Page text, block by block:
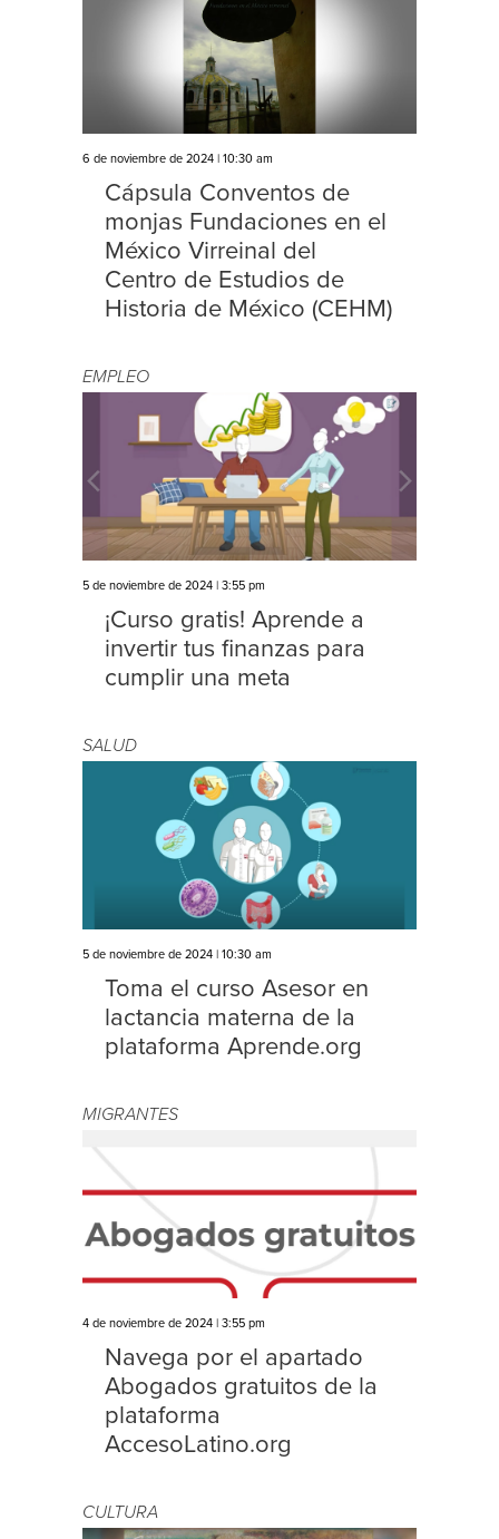
6 de noviembre de 2024 | 10:30 am
Cápsula Conventos de
monjas Fundaciones en el
México Virreinal del
Centro de Estudios de
Historia de México (CEHM)
EMPLEO
5 de noviembre de 2024 | 3:55 pm
¡Curso gratis! Aprende a
invertir tus finanzas para
cumplir una meta
SALUD
5 de noviembre de 2024 | 10:30 am
Toma el curso Asesor en
lactancia materna de la
plataforma Aprende.org
MIGRANTES
4 de noviembre de 2024 | 3:55 pm
Navega por el apartado
Abogados gratuitos de la
plataforma
AccesoLatino.org
CULTURA